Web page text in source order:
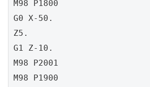
M98 P1800
G0 X-50.
Z5.
G1 Z-10.
M98 P2001
M98 P1900